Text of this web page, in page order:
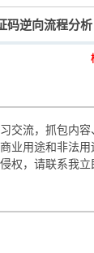
码逆向流程分析
交流，抓包内
业用途和非法
权，请联系我立